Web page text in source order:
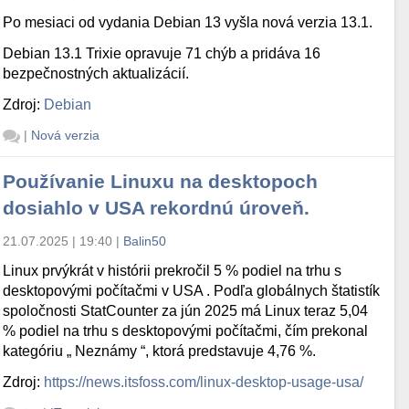
Po mesiaci od vydania Debian 13 vyšla nová verzia 13.1.
Debian 13.1 Trixie opravuje 71 chýb a pridáva 16
bezpečnostných aktualizácií.
Zdroj: Debian
| Nová verzia
Používanie Linuxu na desktopoch
dosiahlo v USA rekordnú úroveň.
21.07.2025 | 19:40 | Balin50
Linux prvýkrát v histórii prekročil 5 % podiel na trhu s
desktopovými počítačmi v USA . Podľa globálnych štatistík
spoločnosti StatCounter za jún 2025 má Linux teraz 5,04
% podiel na trhu s desktopovými počítačmi, čím prekonal
kategóriu „ Neznámy “, ktorá predstavuje 4,76 %.
Zdroj: https://news.itsfoss.com/linux-desktop-usage-usa/